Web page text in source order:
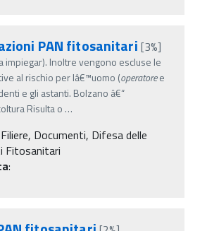
PAN fitosanitari [3%]
impiegar). Inoltre vengono escluse le
al rischio per lâ€™uomo (operatoree
e gli astanti. Bolzano â€“
Risulta o …
Filiere, Documenti, Difesa delle
Fitosanitari
: